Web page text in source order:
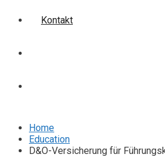
Kontakt
Home
Education
D&O-Versicherung für